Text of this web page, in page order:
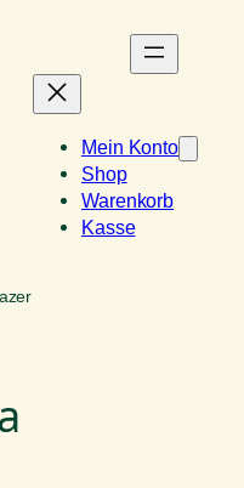
Mein Konto
Shop
Warenkorb
Kasse